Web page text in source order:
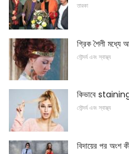
তারকা
গ্রিক শৈলী
সৌন্দর্য এবং স্বাস্থ্য
কিভাবে
সৌন্দর্য এবং স্বাস্থ্য
বিদায়ের পর অংশ